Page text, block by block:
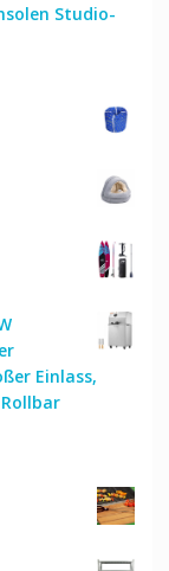
Studio-
Einlass,